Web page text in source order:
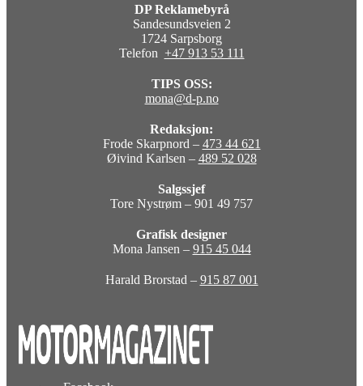
DP Reklamebyrå
Sandesundsveien 2
1724 Sarpsborg
Telefon +47 913 53 111
TIPS OSS:
mona@d-p.no
Redaksjon:
Frode Skarpnord – 473 44 621
Øivind Karlsen – 489 52 028
Salgssjef
Tore Nystrøm – 901 49 757
Grafisk designer
Mona Jansen – 915 45 044
Harald Brorstad – 915 87 001